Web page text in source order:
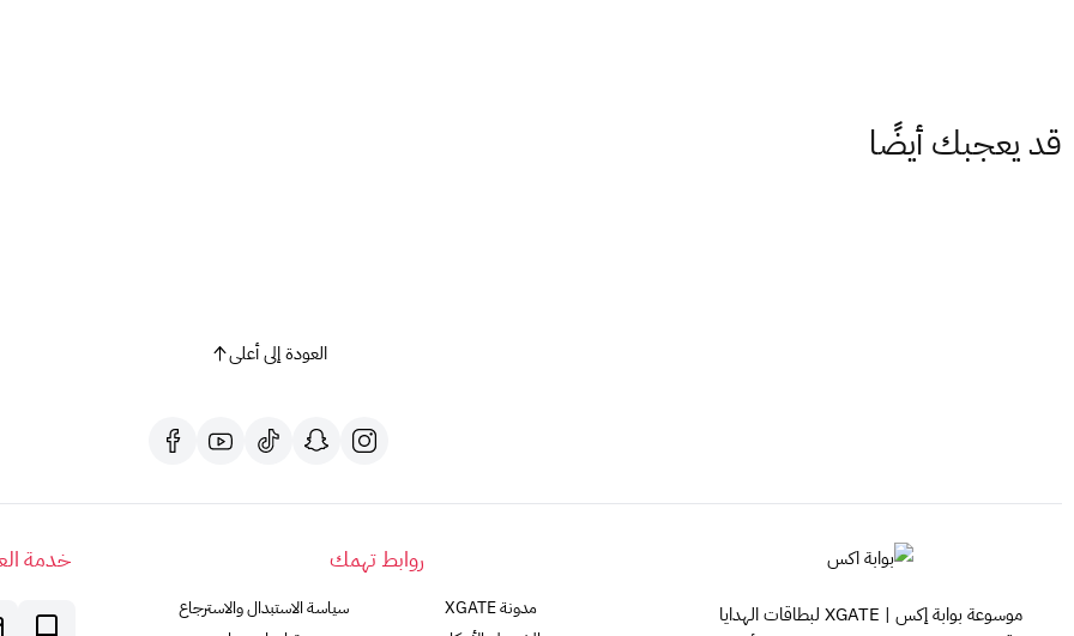
قد يعجبك أيضًا
العودة إلى أعلى
موسوعة بوابة إكس | XGATE لبطاقات الهدايا
روابط تهمك
مدونة XGATE
سياسة الاستبدال والاسترجاع
خدمة